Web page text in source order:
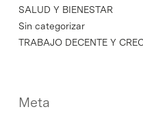
SALUD Y BIENESTAR
Sin categorizar
TRABAJO DECENTE Y
Meta